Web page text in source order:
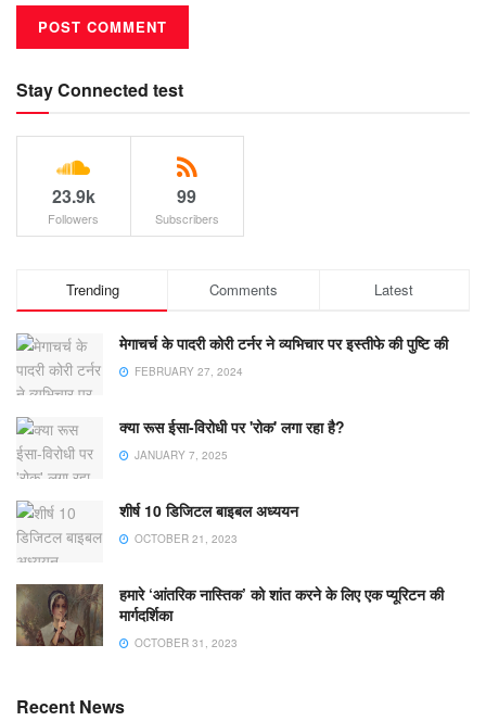
Stay Connected test
23.9k
Followers
99
Subscribers
Trending Comments Latest
मेगाचर्च के पादरी कोरी टर्नर ने व्यभिचार पर इस्तीफे की पुष्टि की
FEBRUARY 27, 2024
क्या रूस ईसा-विरोधी पर 'रोक' लगा रहा है?
JANUARY 7, 2025
शीर्ष 10 डिजिटल बाइबल अध्ययन
OCTOBER 21, 2023
हमारे ‘आंतरिक नास्तिक’ को शांत करने के लिए एक प्यूरिटन की
मार्गदर्शिका
OCTOBER 31, 2023
Recent News